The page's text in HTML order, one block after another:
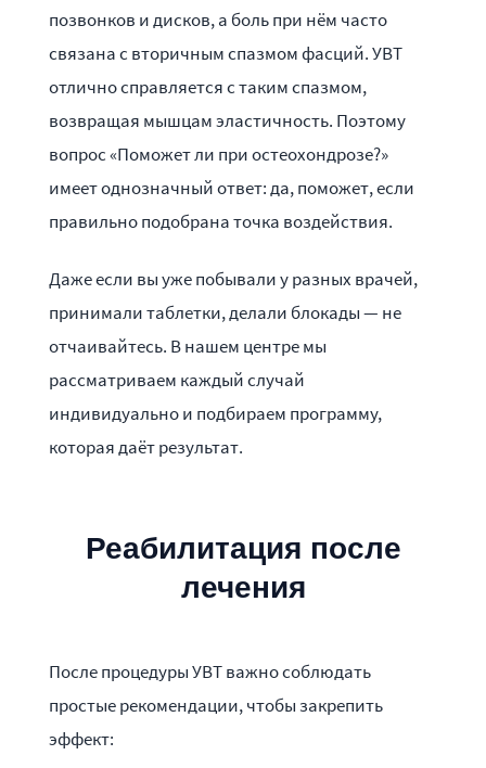
позвонков и дисков, а боль при нём часто
связана с вторичным спазмом фасций. УВТ
отлично справляется с таким спазмом,
возвращая мышцам эластичность. Поэтому
вопрос «Поможет ли при остеохондрозе?»
имеет однозначный ответ: да, поможет, если
правильно подобрана точка воздействия.
Даже если вы уже побывали у разных врачей,
принимали таблетки, делали блокады — не
отчаивайтесь. В нашем центре мы
рассматриваем каждый случай
индивидуально и подбираем программу,
которая даёт результат.
Реабилитация после
лечения
После процедуры УВТ важно соблюдать
простые рекомендации, чтобы закрепить
эффект: